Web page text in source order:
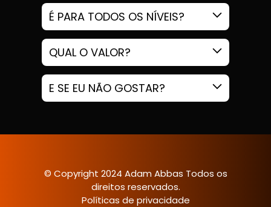
É PARA TODOS OS NÍVEIS?
QUAL O VALOR?
E SE EU NÃO GOSTAR?
© Copyright 2024 Adam Abbas Todos os
direitos reservados.
Políticas de privacidade